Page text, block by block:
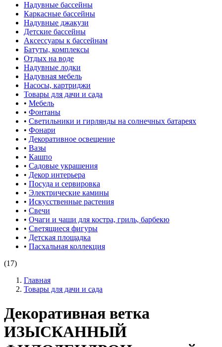
Надувные бассейны
Каркасные бассейны
Надувные джакузи
Детские бассейны
Аксессуары к бассейнам
Батуты, комплексы
Отдых на воде
Надувные лодки
Надувная мебель
Насосы, картриджи
Товары для дачи и сада
• Мебель
• Фонтаны
• Светильники и гирлянды на солнечных батареях
• Фонари
• Декоративное освещение
• Вазы
• Кашпо
• Садовые украшения
• Декор интерьера
• Посуда и сервировка
• Электрические камины
• Искусственные растения
• Свечи
• Очаги и чаши для костра, гриль, барбекю
• Светящиеся фигуры
• Детская площадка
• Пасхальная коллекция
(17)
Главная
Товары для дачи и сада
Декоративная ветка
ИЗЫСКАННЫЙ